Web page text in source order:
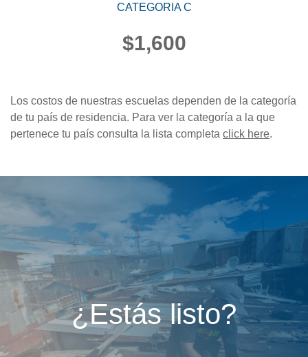
CATEGORIA C
$1,600
Los costos de nuestras escuelas dependen de la categoría
de tu país de residencia. Para ver la categoría a la que
pertenece tu país consulta la lista completa click here.
¿Estás listo?